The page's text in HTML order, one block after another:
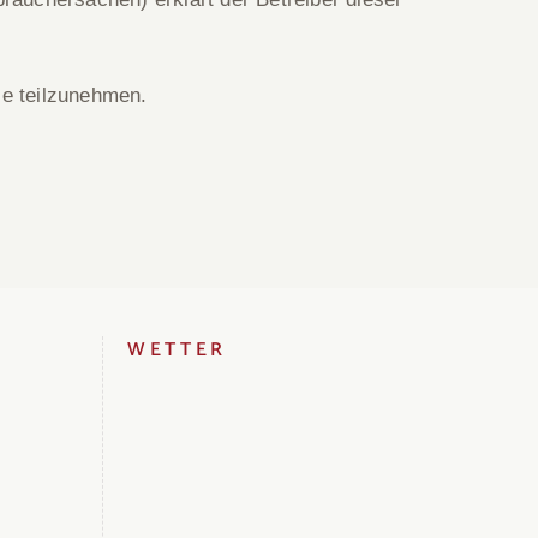
teilzunehmen.
WETTER